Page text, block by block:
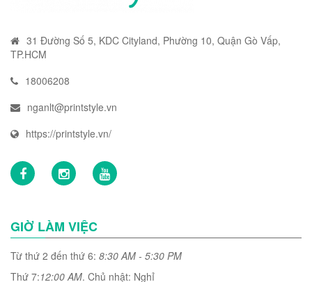
31 Đường Số 5, KDC Cityland, Phường 10, Quận Gò Vấp,
TP.HCM
18006208
nganlt@printstyle.vn
https://printstyle.vn/
GIỜ LÀM VIỆC
Từ thứ 2 đến thứ 6: 8:30 AM - 5:30 PM
Thứ 7:12:00 AM. Chủ nhật: Nghỉ